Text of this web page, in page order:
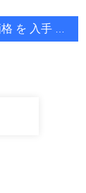
を 入手 する